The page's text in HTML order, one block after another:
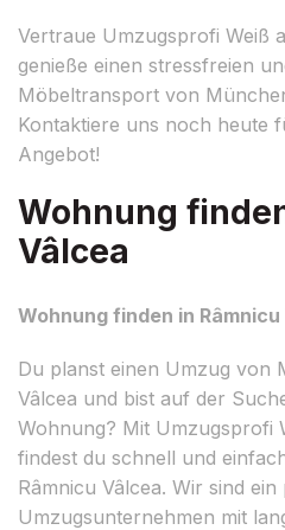
Vertraue Umzugsprofi Weiß
genieße einen stressfreien
Möbeltransport von
Kontaktiere uns noch heute
Angebot!
Wohnung
Vâlcea
Wohnung finden in Râmnicu
Du planst einen Umzug von
Vâlcea und bist auf der
Wohnung? Mit Umzugsprofi
findest du schnell und
Râmnicu Vâlcea. Wir sind
Umzugsunternehmen mit